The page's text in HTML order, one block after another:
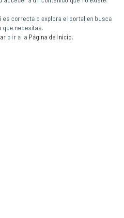
es correcta o explora el portal en busca
que necesitas.
o ir a la Página de Inicio.